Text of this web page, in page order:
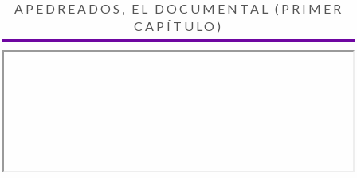
APEDREADOS, EL DOCUMENTAL (PRIMER
CAPÍTULO)